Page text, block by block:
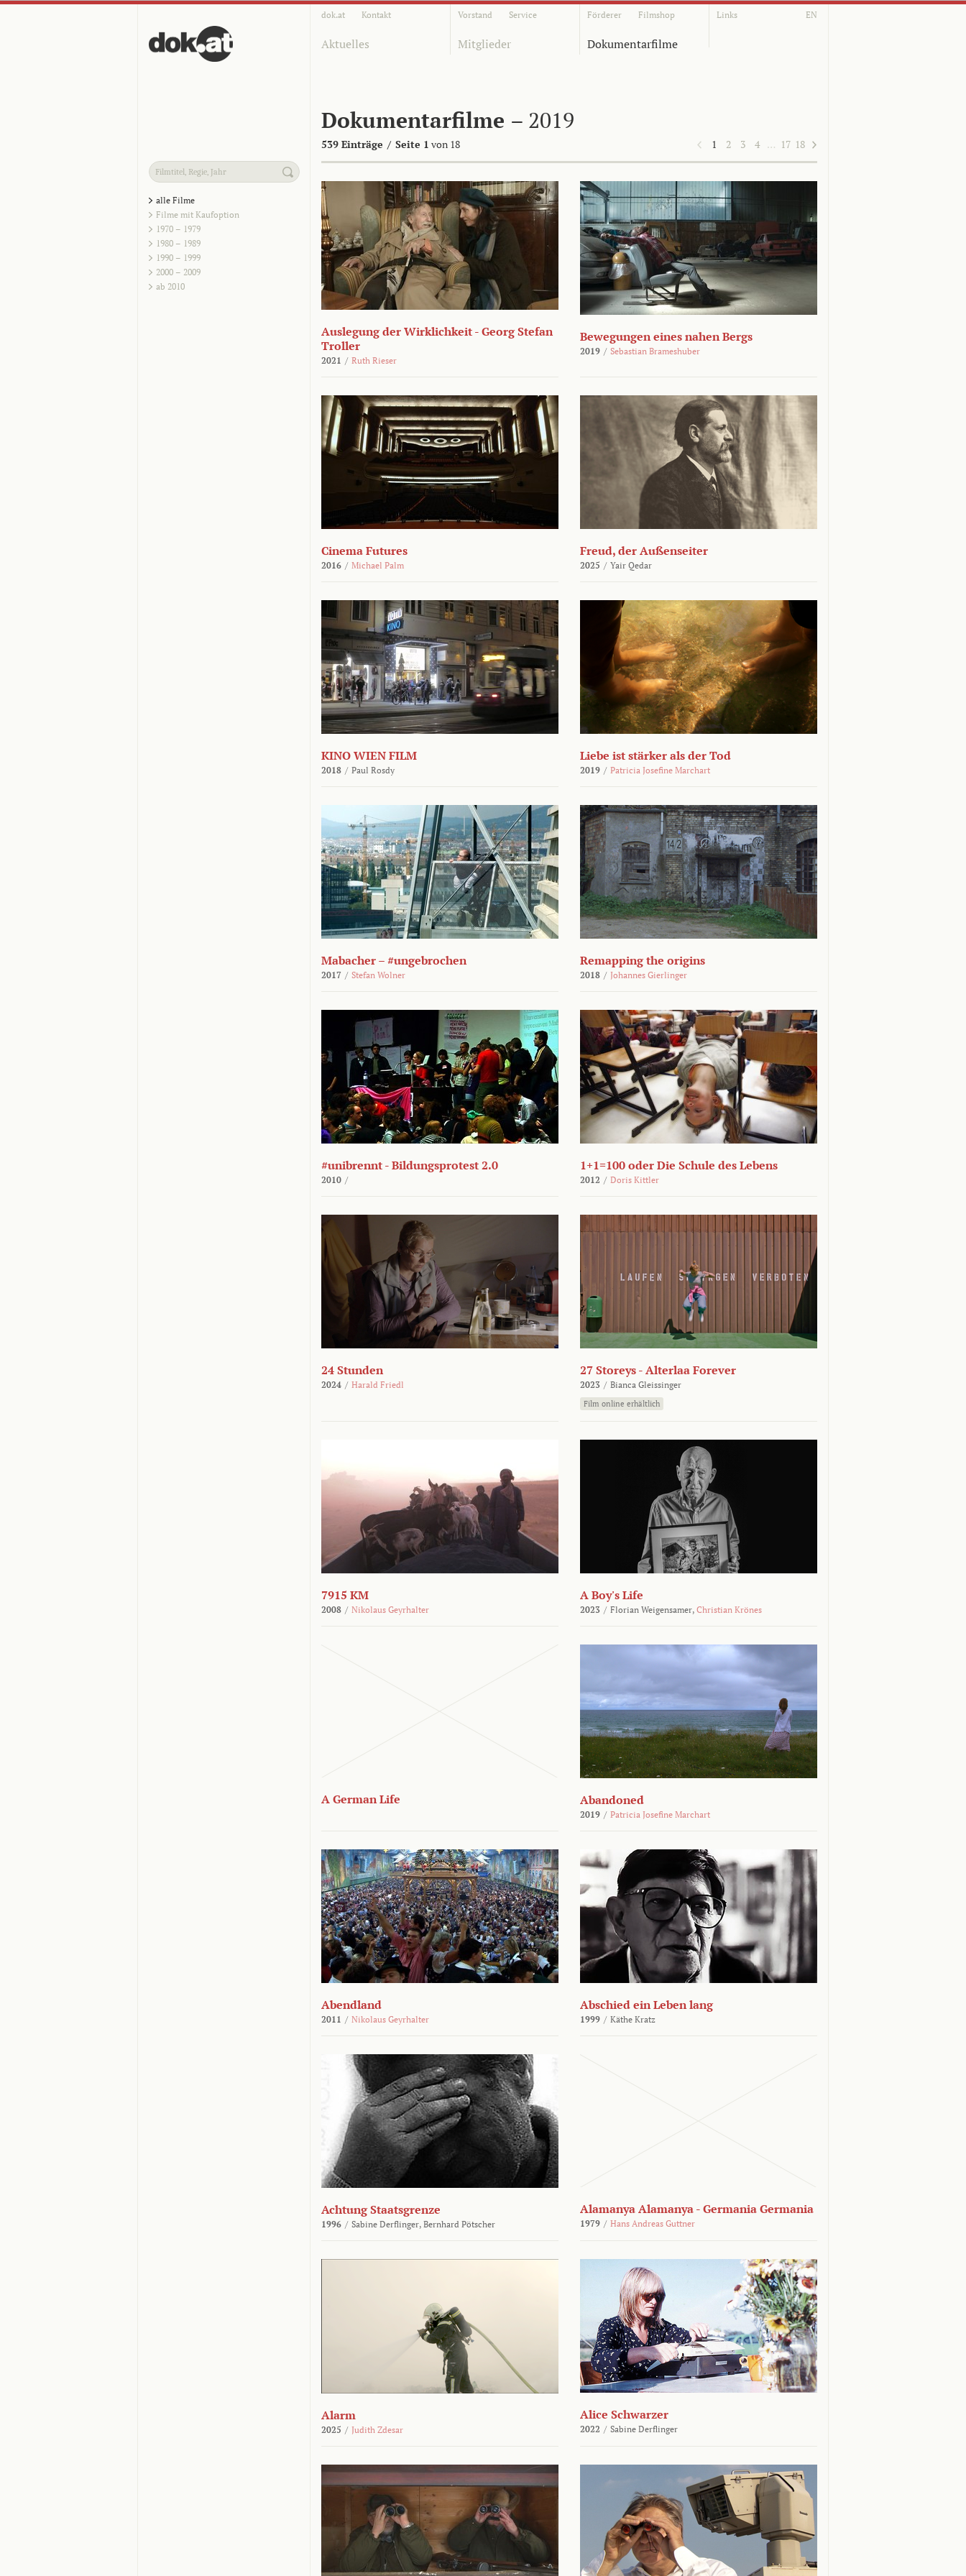
dok.at Kontakt Vorstand Service Förderer Filmshop Links EN
Aktuelles Mitglieder Dokumentarfilme
Dokumentarfilme – 2019
539 Einträge / Seite 1 von 18 1 2 3 4 … 17 18
alle Filme
Filme mit Kaufoption
1970 – 1979
1980 – 1989
1990 – 1999
2000 – 2009
ab 2010
Auslegung der Wirklichkeit - Georg Stefan
Troller
2021 / Ruth Rieser
Bewegungen eines nahen Bergs
2019 / Sebastian Brameshuber
Cinema Futures
2016 / Michael Palm
Freud, der Außenseiter
2025 / Yair Qedar
KINO WIEN FILM
2018 / Paul Rosdy
Liebe ist stärker als der Tod
2019 / Patricia Josefine Marchart
Mabacher – #ungebrochen
2017 / Stefan Wolner
Remapping the origins
2018 / Johannes Gierlinger
#unibrennt - Bildungsprotest 2.0
2010 /
1+1=100 oder Die Schule des Lebens
2012 / Doris Kittler
24 Stunden
2024 / Harald Friedl
27 Storeys - Alterlaa Forever
2023 / Bianca Gleissinger
Film online erhältlich
7915 KM
2008 / Nikolaus Geyrhalter
A Boy's Life
2023 / Florian Weigensamer, Christian Krönes
A German Life Abandoned
2019 / Patricia Josefine Marchart
Abendland
2011 / Nikolaus Geyrhalter
Abschied ein Leben lang
1999 / Käthe Kratz
Achtung Staatsgrenze
1996 / Sabine Derflinger, Bernhard Pötscher
Alamanya Alamanya - Germania Germania
1979 / Hans Andreas Guttner
Alarm
2025 / Judith Zdesar
Alice Schwarzer
2022 / Sabine Derflinger